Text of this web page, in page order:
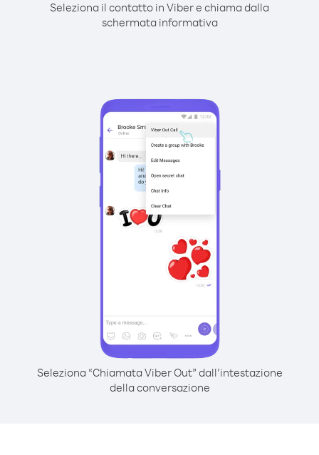
Seleziona il contatto in Viber e chiama dalla
schermata informativa
Seleziona “Chiamata Viber Out” dall’intestazione
della conversazione